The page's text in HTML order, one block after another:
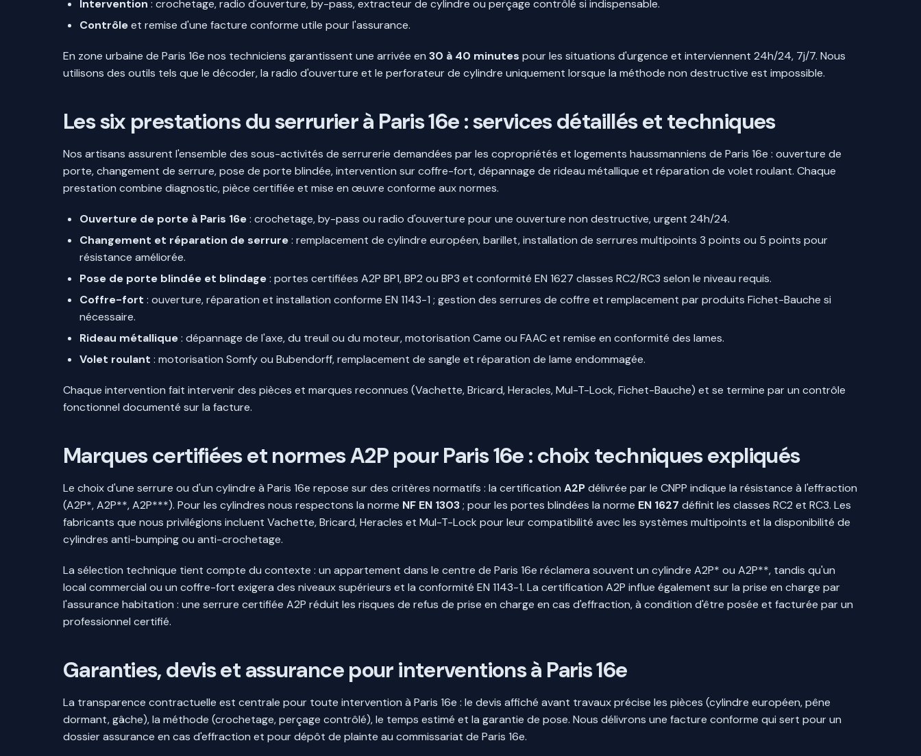
Intervention : crochetage, radio d'ouverture, by-pass, extracteur de cylindre ou perçage contrôlé si indispensable.
Contrôleet remise d'une facture conforme utile pour l'assurance.
En zone urbaine de Paris 16e nos techniciens garantissent une arrivée en 30 à 40 minutes pour les situations d'urgence et interviennent 24h/24, 7j/7. Nous
utilisons des outils tels que le décoder, la radio d'ouverture et le perforateur de cylindre uniquement lorsque la méthode non destructive est impossible.
Les six prestations du serrurier à Paris 16e : services détaillés et techniques
Nos artisans assurent l'ensemble des sous-activités de serrurerie demandées par les copropriétés et logements haussmanniens de Paris 16e : ouverture de
porte, changement de serrure, pose de porte blindée, intervention sur coffre-fort, dépannage de rideau métallique et réparation de volet roulant. Chaque
prestation combine diagnostic, pièce certifiée et mise en œuvre conforme aux normes.
Ouverture de porte à Paris 16e: crochetage, by-pass ou radio d'ouverture pour une ouverture non destructive, urgent 24h/24.
Changement et réparation de serrure: remplacement de cylindre européen, barillet, installation de serrures multipoints 3 points ou 5 points pour
résistance améliorée.
Pose de porte blindée et blindage: portes certifiées A2P BP1, BP2 ou BP3 et conformité EN 1627 classes RC2/RC3 selon le niveau requis.
Coffre-fort : ouverture, réparation et installation conforme EN 1143-1 ; gestion des serrures de coffre et remplacement par produits Fichet-Bauche si
nécessaire.
Rideau métallique: dépannage de l'axe, du treuil ou du moteur, motorisation Came ou FAAC et remise en conformité des lames.
Volet roulant : motorisation Somfy ou Bubendorff, remplacement de sangle et réparation de lame endommagée.
Chaque intervention fait intervenir des pièces et marques reconnues (Vachette, Bricard, Heracles, Mul-T-Lock, Fichet-Bauche) et se termine par un contrôle
fonctionnel documenté sur la facture.
Marques certifiées et normes A2P pour Paris 16e : choix techniques expliqués
Le choix d'une serrure ou d'un cylindre à Paris 16e repose sur des critères normatifs : la certification A2Pdélivrée par le CNPP indique la résistance à l'effraction
(A2P*, A2P**, A2P***). Pour les cylindres nous respectons la norme NF EN 1303; pour les portes blindées la norme EN 1627 définit les classes RC2 et RC3. Les
fabricants que nous privilégions incluent Vachette, Bricard, Heracles et Mul-T-Lock pour leur compatibilité avec les systèmes multipoints et la disponibilité de
cylindres anti-bumping ou anti-crochetage.
La sélection technique tient compte du contexte : un appartement dans le centre de Paris 16e réclamera souvent un cylindre A2P* ou A2P**, tandis qu'un
local commercial ou un coffre-fort exigera des niveaux supérieurs et la conformité EN 1143-1. La certification A2P influe également sur la prise en charge par
l'assurance habitation : une serrure certifiée A2P réduit les risques de refus de prise en charge en cas d'effraction, à condition d'être posée et facturée par un
professionnel certifié.
Garanties, devis et assurance pour interventions à Paris 16e
La transparence contractuelle est centrale pour toute intervention à Paris 16e : le devis affiché avant travaux précise les pièces (cylindre européen, pêne
dormant, gâche), la méthode (crochetage, perçage contrôlé), le temps estimé et la garantie de pose. Nous délivrons une facture conforme qui sert pour un
dossier assurance en cas d'effraction et pour dépôt de plainte au commissariat de Paris 16e.